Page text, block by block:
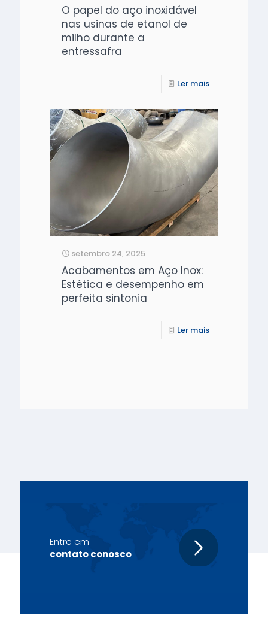
O papel do aço inoxidável
nas usinas de etanol de
milho durante a
entressafra
Ler mais
setembro 24, 2025
Acabamentos em Aço Inox:
Estética e desempenho em
perfeita sintonia
Ler mais
Entre em
contato conosco